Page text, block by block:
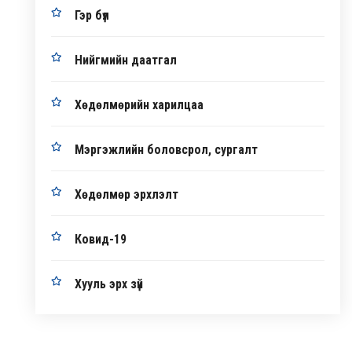
Гэр бүл
Нийгмийн даатгал
Хөдөлмөрийн харилцаа
Мэргэжлийн боловсрол, сургалт
Хөдөлмөр эрхлэлт
Ковид-19
Хууль эрх зүй